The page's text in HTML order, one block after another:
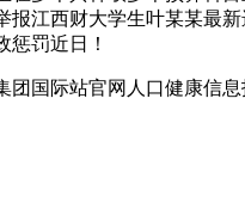
报江西财大学生叶某某最
惩罚近日！
团国际站官网人口健康信息